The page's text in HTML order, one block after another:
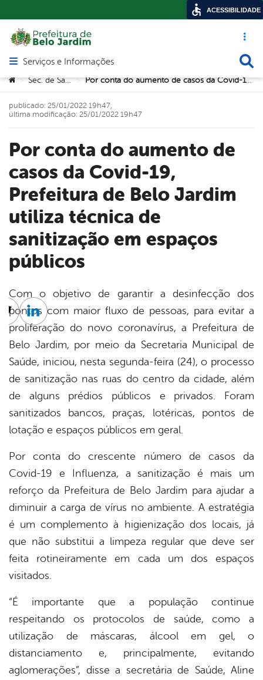
Acesso
Abrir menu principal de navegação
Serviços e Informações
Você está aqui:
> Sec. de Saúde > Por conta do aumento de casos da Covid-19, Prefeitura de Belo Jardim utiliza técnica de sanitização em espaços públicos
Por conta do aumento de
casos da Covid-19,
Prefeitura de Belo Jardim
utiliza técnica de
sanitização em espaços
públicos
publicado: 25/01/2022 19h47,
última modificação: 25/01/2022 19h47
Com o objetivo de garantir a desinfecção dos
pontos com maior fluxo de pessoas, para evitar a
proliferação do novo coronavírus, a Prefeitura de
Belo Jardim, por meio da Secretaria Municipal de
Saúde, iniciou, nesta segunda-feira (24), o processo
de sanitização nas ruas do centro da cidade, além
de alguns prédios públicos e privados. Foram
sanitizados bancos, praças, lotéricas, pontos de
lotação e espaços públicos em geral.
Por conta do crescente número de casos da
Covid-19 e Influenza, a sanitização é mais um
reforço da Prefeitura de Belo Jardim para ajudar a
diminuir a carga de vírus no ambiente. A estratégia
é um complemento à higienização dos locais, já
que não substitui a limpeza regular que deve ser
feita rotineiramente em cada um dos espaços
visitados.
“É importante que a população continue
respeitando os protocolos de saúde, como a
utilização de máscaras, álcool em gel, o
distanciamento e, principalmente, evitando
aglomerações”, disse a secretária de Saúde, Aline
Twitter
Linkedin
ACESSIBILIDADE